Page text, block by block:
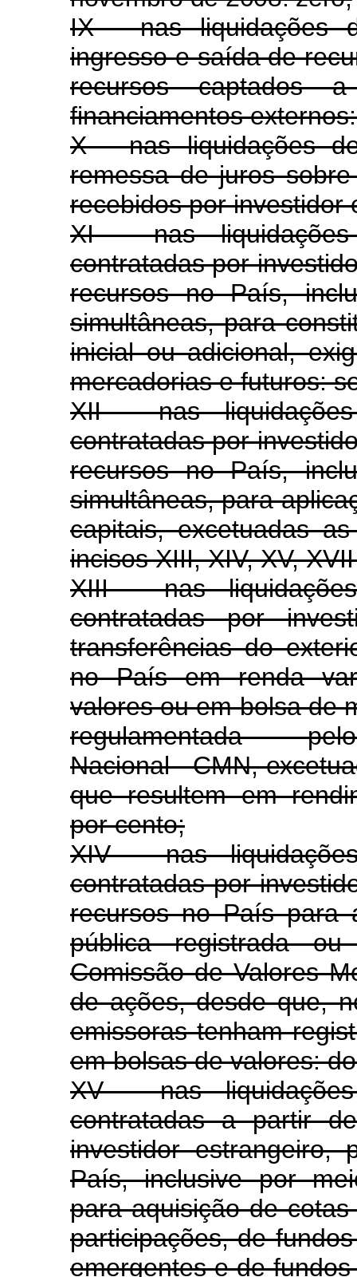
IX - nas liquidações
ingresso e saída de
recursos captados
financiamentos
X - nas liquidações
remessa de juros
recebidos por investidor
XI - nas
contratadas por
recursos no País,
simultâneas, para
inicial ou adicional,
mercadorias e futuros:
XII - nas
contratadas por
recursos no País,
simultâneas, para
capitais, excetuadas
incisos XIII, XIV, XV,
XIII - nas
contratadas por
transferências do
no País em renda
valores ou em bolsa de
regulamentada
Nacional - CMN,
que resultem em
por cento;
XIV - nas
contratadas por
recursos no País para
pública registrada
Comissão de Valores
de ações, desde que,
emissoras tenham
em bolsas de valores:
XV - nas
contratadas a partir
investidor estrangeiro,
País, inclusive por
para aquisição de
participações, de
emergentes e de